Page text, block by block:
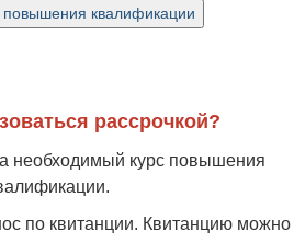
рассрочкой?
необходимый курс повышения
по квитанции. Квитанцию можно